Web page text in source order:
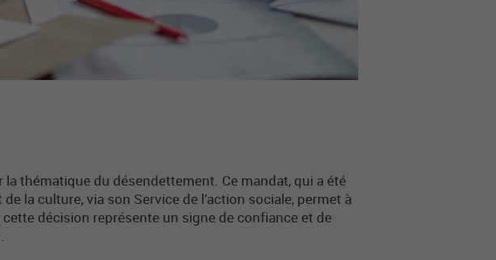
thématique du désendettement. Ce mandat, qui a été
la culture, via son Service de l’action sociale, permet à
décision représente un signe de confiance et de